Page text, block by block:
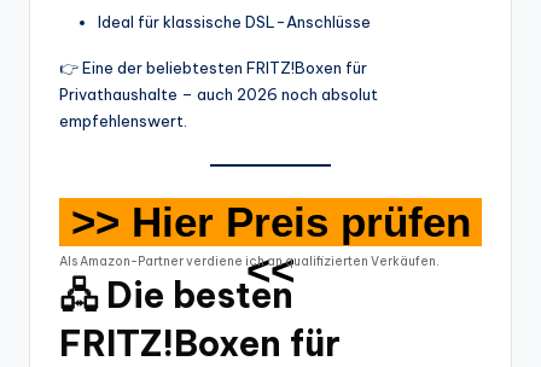
Ideal für klassische DSL-Anschlüsse
👉 Eine der beliebtesten FRITZ!Boxen für
Privathaushalte – auch 2026 noch absolut
empfehlenswert.
>> Hier Preis prüfen
<<
Als Amazon-Partner verdiene ich an qualifizierten Verkäufen.
🖧 Die besten
FRITZ!Boxen für